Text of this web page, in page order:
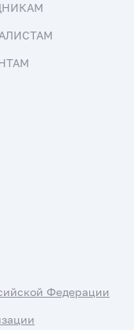
Федерации